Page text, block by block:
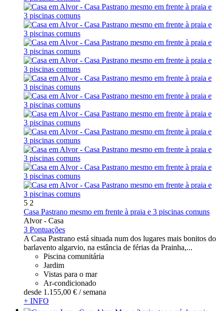
5 2
Casa Pastrano mesmo em frente à praia e 3 piscinas comuns
Alvor - Casa
3 Pontuações
A Casa Pastrano está situada num dos lugares mais bonitos do
barlavento algarvio, na estância de férias da Prainha,...
Piscina comunitária
Jardim
Vistas para o mar
Ar-condicionado
desde 1.155,00 € / semana
+ INFO